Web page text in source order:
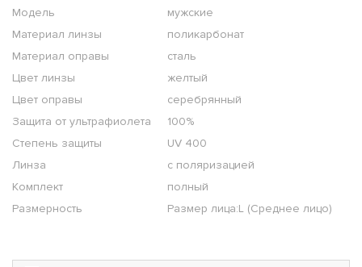
Модель
мужские
Материал линзы
поликарбонат
Материал оправы
сталь
Цвет линзы
желтый
Цвет оправы
серебрянный
Защита от ультрафиолета
100%
Степень защиты
UV 400
Линза
с поляризацией
Комплект
полный
Размерность
Размер лица:L (Среднее лицо)